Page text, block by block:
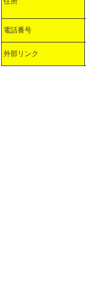
電話番号
外部リンク